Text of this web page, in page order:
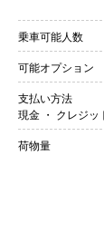
乗車可能人数
可能オプション
支払い方法
現金 ・ クレジッ
荷物量